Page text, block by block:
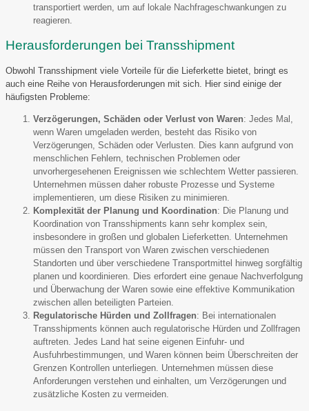
transportiert werden, um auf lokale Nachfrageschwankungen zu
reagieren.
Herausforderungen bei Transshipment
Obwohl Transshipment viele Vorteile für die Lieferkette bietet, bringt es
auch eine Reihe von Herausforderungen mit sich. Hier sind einige der
häufigsten Probleme:
Verzögerungen, Schäden oder Verlust von Waren: Jedes Mal,
wenn Waren umgeladen werden, besteht das Risiko von
Verzögerungen, Schäden oder Verlusten. Dies kann aufgrund von
menschlichen Fehlern, technischen Problemen oder
unvorhergesehenen Ereignissen wie schlechtem Wetter passieren.
Unternehmen müssen daher robuste Prozesse und Systeme
implementieren, um diese Risiken zu minimieren.
Komplexität der Planung und Koordination: Die Planung und
Koordination von Transshipments kann sehr komplex sein,
insbesondere in großen und globalen Lieferketten. Unternehmen
müssen den Transport von Waren zwischen verschiedenen
Standorten und über verschiedene Transportmittel hinweg sorgfältig
planen und koordinieren. Dies erfordert eine genaue Nachverfolgung
und Überwachung der Waren sowie eine effektive Kommunikation
zwischen allen beteiligten Parteien.
Regulatorische Hürden und Zollfragen: Bei internationalen
Transshipments können auch regulatorische Hürden und Zollfragen
auftreten. Jedes Land hat seine eigenen Einfuhr- und
Ausfuhrbestimmungen, und Waren können beim Überschreiten der
Grenzen Kontrollen unterliegen. Unternehmen müssen diese
Anforderungen verstehen und einhalten, um Verzögerungen und
zusätzliche Kosten zu vermeiden.